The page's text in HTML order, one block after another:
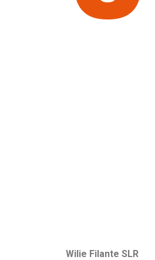
Wilie